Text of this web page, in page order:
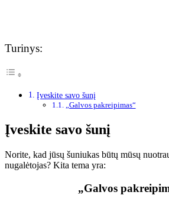
Turinys:
Įveskite savo šunį
„Galvos pakreipimas“
Įveskite savo šunį
Norite, kad jūsų šuniukas būtų mūsų
nugalėtojas? Kita tema yra:
„Galvos